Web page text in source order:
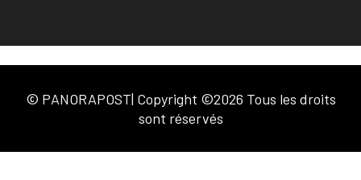
© PANORAPOST| Copyright ©2026 Tous les droits
sont réservés